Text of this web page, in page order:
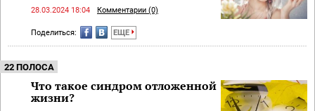
28.03.2024 18:04 Комментарии (0)
Поделиться: ЕЩЕ
22 ПОЛОСА
Что такое синдром отложенной
жизни?